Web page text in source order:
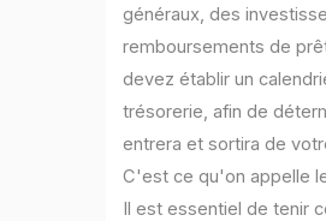
généraux, des
remboursements de
devez établir un
trésorerie, afin de
entrera et sortira de
C'est ce qu'on appelle
Il est essentiel de tenir